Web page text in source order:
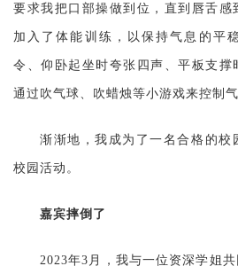
要求我把口部操做到位，直到唇舌感
加入了体能训练，以保持气息的平
令、仰卧起坐时夸张四声、平板支撑
通过吹气球、吹蜡烛等小游戏来控制
渐渐地，我成为了一名合格的校
校园活动。
嘉宾摔倒了
2023年3月，我与一位资深学姐